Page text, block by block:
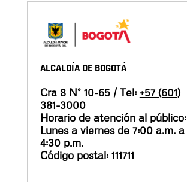
ALCALDÍA DE BOGOTÁ
Cra 8 N° 10-65 / Tel: +57 (601)
381-3000
Horario de atención al público:
Lunes a viernes de 7:00 a.m. a
4:30 p.m.
Código postal: 111711